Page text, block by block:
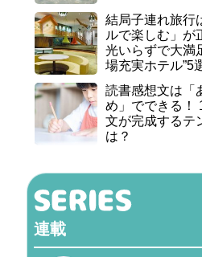
結局子連れ旅行
ルで楽しむ」
光いらずで大満
場充実ホテル”5
読書感想文は「
め」でできる！
文が完成するテ
は？
連載